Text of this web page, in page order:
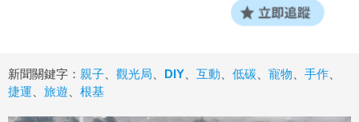
新聞關鍵字： 親子、 觀光局、 DIY、 互動、 低碳、 寵物、 手作、
捷運、 旅遊、 根基